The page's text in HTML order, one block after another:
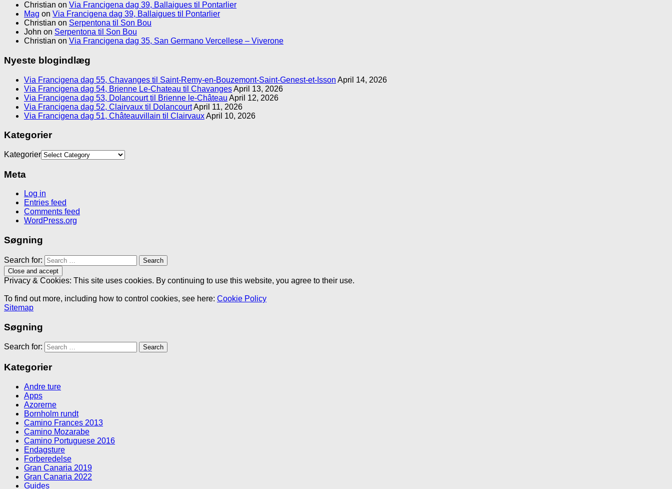
Christian on Via Francigena dag 39, Ballaigues til Pontarlier
Mag on Via Francigena dag 39, Ballaigues til Pontarlier
Christian on Serpentona til Son Bou
John on Serpentona til Son Bou
Christian on Via Francigena dag 35, San Germano Vercellese – Viverone
Nyeste blogindlæg
Via Francigena dag 55, Chavanges til Saint-Remy-en-Bouzemont-Saint-Genest-et-Isson April 14, 2026
Via Francigena dag 54, Brienne Le-Chateau til ChavangesApril 13, 2026
Via Francigena dag 53, Dolancourt til Brienne le-Château April 12, 2026
Via Francigena dag 52, Clairvaux til DolancourtApril 11, 2026
Via Francigena dag 51, Châteauvillain til ClairvauxApril 10, 2026
Kategorier
Kategorier
Meta
Log in
Entries feed
Comments feed
WordPress.org
Søgning
Search for:
Privacy & Cookies: This site uses cookies. By continuing to use this website, you agree to their use.
To find out more, including how to control cookies, see here: Cookie Policy
Sitemap
Søgning
Search for:
Kategorier
Andre ture
Apps
Azorerne
Bornholm rundt
Camino Frances 2013
Camino Mozarabe
Camino Portuguese 2016
Endagsture
Forberedelse
Gran Canaria 2019
Gran Canaria 2022
Guides